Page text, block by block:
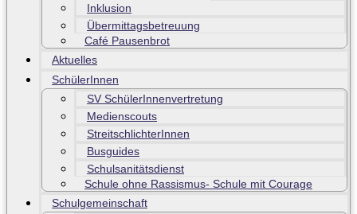
Inklusion
Übermittagsbetreuung
Café Pausenbrot
Aktuelles
SchülerInnen
SV SchülerInnenvertretung
Medienscouts
StreitschlichterInnen
Busguides
Schulsanitätsdienst
Schule ohne Rassismus- Schule mit Courage
Schulgemeinschaft